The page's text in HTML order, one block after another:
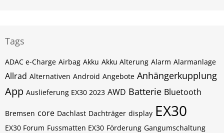
Tags
ADAC e-Charge Airbag Akku Akku Alterung Alarm Alarmanlage
Allrad Alternativen Android Angebote Anhängerkupplung
App Auslieferung EX30 2023 AWD Batterie Bluetooth
Bremsen core Dachlast Dachträger display EX30
EX30 Forum Fussmatten EX30 Förderung Gangumschaltung